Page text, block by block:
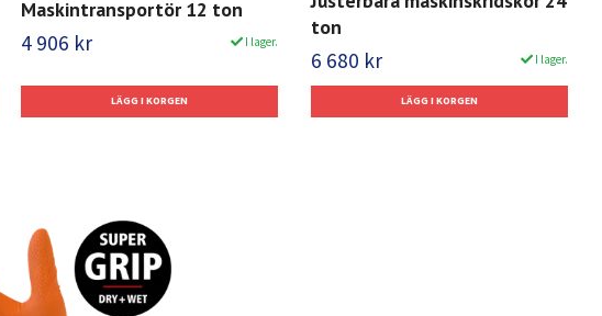
Maskintransportör 12 ton
4 906 kr I lager.
ton
6 680 kr I lager.